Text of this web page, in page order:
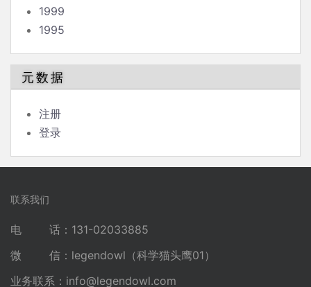
1999
1995
元数据
注册
登录
联系我们
电 话：131-02033885
微 信：legendowl（科学猫头鹰01）
业务联系： info@legendowl.com